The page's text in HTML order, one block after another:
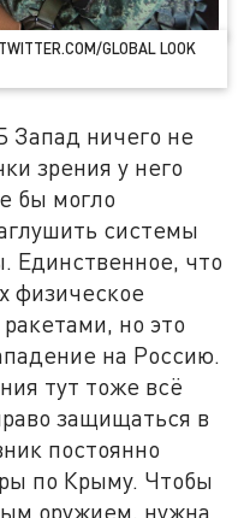
GLOBAL LOOK
Запад ничего не
зрения у него
бы могло
системы
Единственное, что
физическое
но это
на Россию.
тут тоже всё
защищаться в
постоянно
по Крыму. Чтобы
оружием, нужна